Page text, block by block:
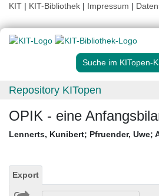
KIT | KIT-Bibliothek | Impressum |
Suche im KITopen-
Repository KITopen
OPIK - eine
Lennerts, Kunibert; Pfruender, Uwe;
Export